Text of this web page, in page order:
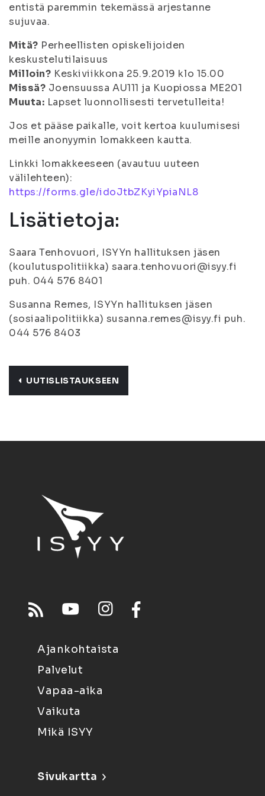
entistä paremmin tekemässä arjestanne
sujuvaa.
Mitä? Perheellisten opiskelijoiden
keskustelutilaisuus
Milloin? Keskiviikkona 25.9.2019 klo 15.00
Missä? Joensuussa AU111 ja Kuopiossa ME201
Muuta: Lapset luonnollisesti tervetulleita!
Jos et pääse paikalle, voit kertoa kuulumisesi
meille anonyymin lomakkeen kautta.
Linkki lomakkeeseen (avautuu uuteen
välilehteen):
https://forms.gle/idoJtbZKyiYpiaNL8
Lisätietoja:
Saara Tenhovuori, ISYYn hallituksen jäsen
(koulutuspolitiikka) saara.tenhovuori@isyy.fi
puh. 044 576 8401
Susanna Remes, ISYYn hallituksen jäsen
(sosiaalipolitiikka) susanna.remes@isyy.fi puh.
044 576 8403
UUTISLISTAUKSEEN
Ajankohtaista
Palvelut
Vapaa-aika
Vaikuta
Mikä ISYY
Sivukartta